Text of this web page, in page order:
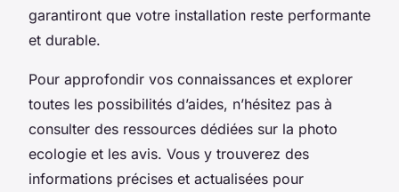
garantiront que votre installation reste performante
et durable.
Pour approfondir vos connaissances et explorer
toutes les possibilités d’aides, n’hésitez pas à
consulter des ressources dédiées sur la photo
ecologie et les avis. Vous y trouverez des
informations précises et actualisées pour